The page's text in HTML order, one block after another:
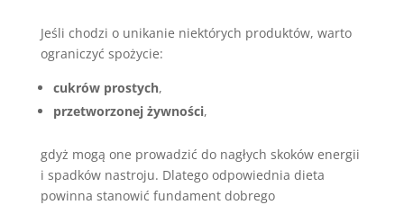
Jeśli chodzi o unikanie niektórych produktów, warto
ograniczyć spożycie:
cukrów prostych,
przetworzonej żywności,
gdyż mogą one prowadzić do nagłych skoków energii
i spadków nastroju. Dlatego odpowiednia dieta
powinna stanowić fundament dobrego